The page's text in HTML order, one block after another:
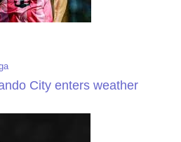
City enters weather